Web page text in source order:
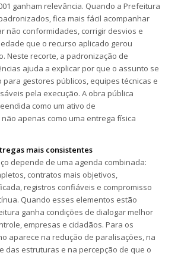
ganham relevância. Quando a Prefeitura
fica mais fácil acompanhar
não conformidades, corrigir desvios e
que o recurso aplicado gerou
Neste recorte, a padronização de
ajuda a explicar por que o assunto se
gestores públicos, equipes técnicas e
pela execução. A obra pública
como um ativo de
apenas como uma entrega física
mais consistentes
depende de uma agenda combinada:
contratos mais objetivos,
registros confiáveis e compromisso
Quando esses elementos estão
ganha condições de dialogar melhor
empresas e cidadãos. Para os
aparece na redução de paralisações, na
das estruturas e na percepção de que o